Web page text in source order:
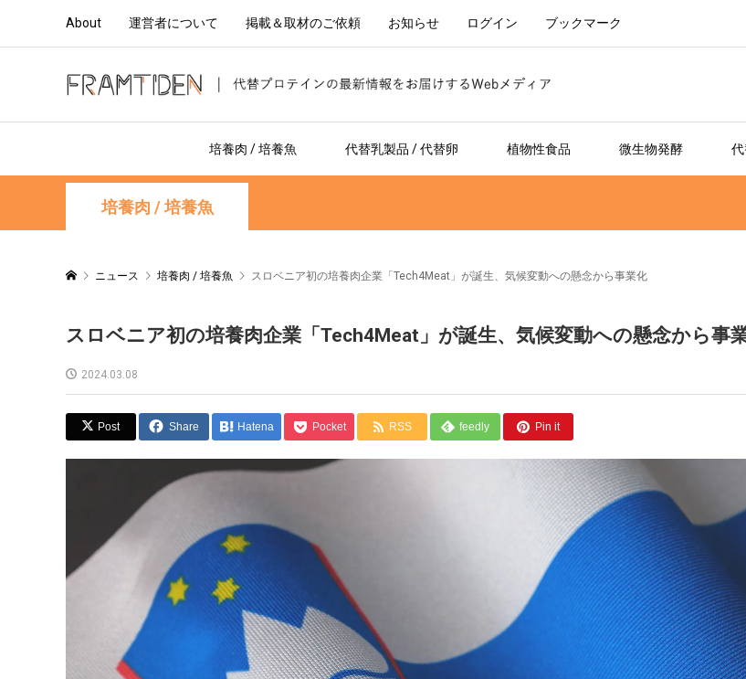
About 運営者について 掲載＆取材のご依頼 お知らせ ログイン ブックマーク
培養肉 / 培養魚 代替乳製品 / 代替卵 植物性食品 微生物発酵
培養肉 / 培養魚
ニュース 培養肉 / 培養魚 スロベニア初の培養肉企業「Tech4Meat」が誕生、気候変動への懸念から事業化
スロベニア初の培養肉企業「Tech4Meat」が誕生、気候変動への懸念から事
2024.03.08
Post Share Hatena Pocket RSS feedly Pin it